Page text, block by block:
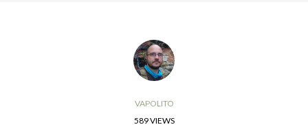
VAPOLITO
589 VIEWS